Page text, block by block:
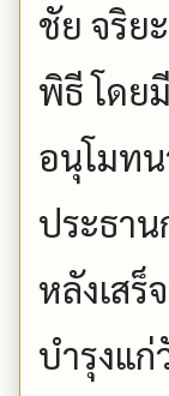
ชัย จริย
พิธี โดย
อนุโมท
ประธา
หลังเส
บำรุงแ